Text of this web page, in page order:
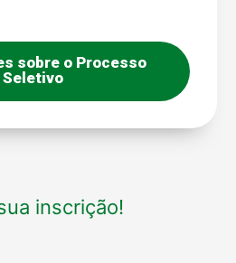
sobre o Processo
Seletivo